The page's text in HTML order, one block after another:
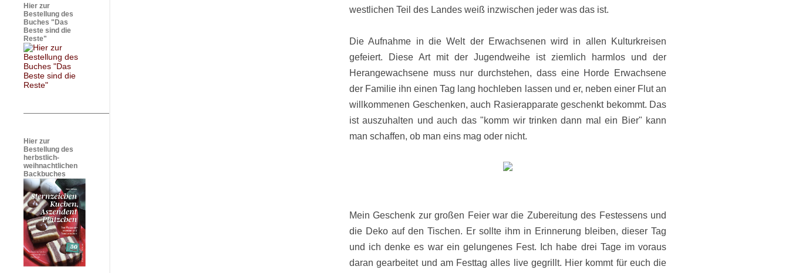
westlichen Teil des Landes weiß inzwischen jeder was das ist.
Die Aufnahme in die Welt der Erwachsenen wird in allen Kulturkreisen
gefeiert. Diese Art mit der Jugendweihe ist ziemlich harmlos und der
Herangewachsene muss nur durchstehen, dass eine Horde Erwachsene
der Familie ihn einen Tag lang hochleben lassen und er, neben einer Flut an
willkommenen Geschenken, auch Rasierapparate geschenkt bekommt. Das
ist auszuhalten und auch das "komm wir trinken dann mal ein Bier" kann
man schaffen, ob man eins mag oder nicht.
Mein Geschenk zur großen Feier war die Zubereitung des Festessens und
die Deko auf den Tischen. Er sollte ihm in Erinnerung bleiben, dieser Tag
und ich denke es war ein gelungenes Fest. Ich habe drei Tage im voraus
daran gearbeitet und am Festtag alles live gegrillt. Hier kommt für euch die
Hier zur
Bestellung des
Buches "Das
Beste sind die
Reste"
Hier zur
Bestellung des
herbstlich-
weihnachtlichen
Backbuches